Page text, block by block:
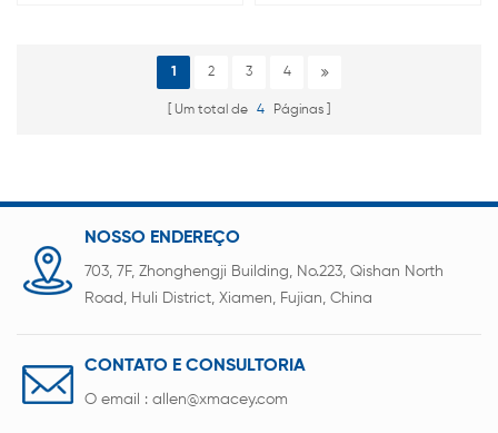
1 2 3 4
Um total de 4 Páginas
NOSSO ENDEREÇO
703, 7F, Zhonghengji Building, No.223, Qishan North
Road, Huli District, Xiamen, Fujian, China
CONTATO E CONSULTORIA
O email : allen@xmacey.com